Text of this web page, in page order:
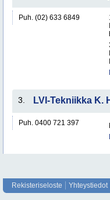
Puh. (02) 633 6849
3. LVI-Tekniikka K.
Puh. 0400 721 397
Rekisteriseloste Yhteystiedot